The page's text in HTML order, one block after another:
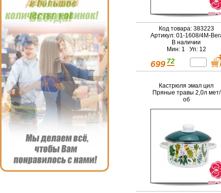
Код товара: 383223
Артикул: 01-1608/4М-
В наличии
Мин: 1 Уп: 12
699 72
Кастрюля эмал цил
Пряные травы 2,0л мет/
об